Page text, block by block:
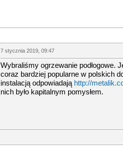
7 stycznia 2019, 09:47
Wybraliśmy ogrzewanie podłogowe.
coraz bardziej popularne w polskich
instalacją odpowiadają http://
nich było kapitalnym pomysłem.